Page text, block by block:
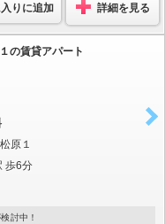
りに追加 詳細を見る
の賃貸アパート
原１
歩6分
討中！